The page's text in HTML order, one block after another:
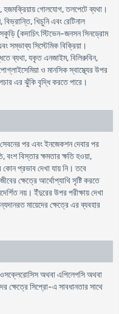
হজমক্রিয়ায় গোলযোগ, তলপেটে ব্যথা।
বিভ্রান্তি, খিচুনি এবং রেটিনাল
(কদাচিৎ স্টিভেন-জনসন সিনড্রোম
সম্ভাব্য সিস্টেমিক বিক্রিয়া।
ব্যথা, যকৃত এনজাইম, বিলিরুবিন,
ও মানসিক স্বাস্থ্যের উপর
এর ঝুঁকি বৃদ্ধি করতে পারে।
পর এবং ইনজেকশন দেবার পর
বংশ বিস্তার ক্ষমতার ক্ষতি হওয়া,
প্রভাব দেখা যায় নি। তবে
ক্ষেত্রে আর্থোপ্যাথি সৃষ্টি করতে
নয়। ইঁদুরের উপর পরীক্ষায় দেখা
মায়েদের ক্ষেত্রে এর ব্যবহার
অথবা এপিলেপসি অথবা
ক্ষেত্রে সিপ্রো-এ সাবধানতার সাথে